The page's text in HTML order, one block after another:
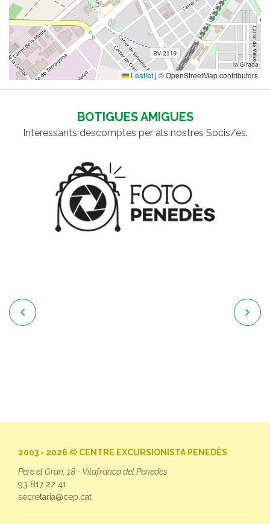
Leaflet| © OpenStreetMap contributors
BOTIGUES AMIGUES
Interessants descomptes per als nostres Socis/es.
 
2003 - 2026 © CENTRE EXCURSIONISTA PENEDÈS
Pere el Gran, 18 - Vilafranca del Penedès
93 817 22 41
secretaria@cep.cat